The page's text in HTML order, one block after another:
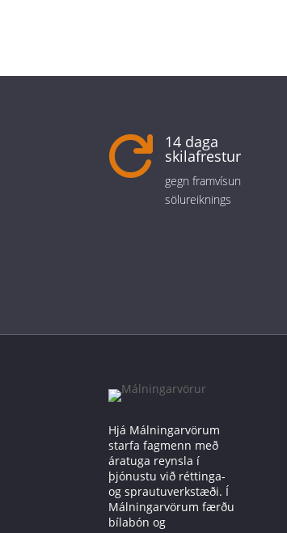
 14 daga
skilafrestur
gegn framvísun
sölureiknings
Hjá Málningarvörum
starfa fagmenn með
áratuga reynsla í
þjónustu við réttinga-
og sprautuverkstæði. Í
Málningarvörum færðu
bílabón og